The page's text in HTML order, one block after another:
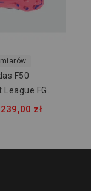
F50
FG
239,00 zł